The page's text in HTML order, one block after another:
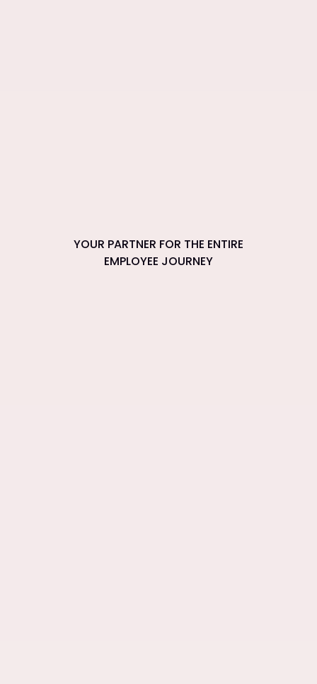
YOUR PARTNER FOR THE ENTIRE
EMPLOYEE JOURNEY